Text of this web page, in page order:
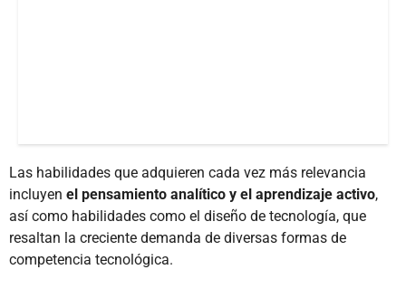
Las habilidades que adquieren cada vez más relevancia
incluyen el pensamiento analítico y el aprendizaje activo,
así como habilidades como el diseño de tecnología, que
resaltan la creciente demanda de diversas formas de
competencia tecnológica.